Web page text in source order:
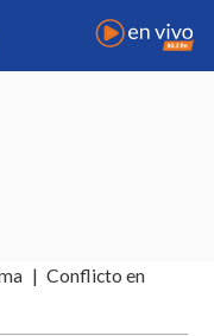
Conflicto en